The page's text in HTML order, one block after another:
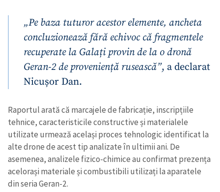
„Pe baza tuturor acestor elemente, ancheta
concluzionează fără echivoc că fragmentele
recuperate la Galați provin de la o dronă
Geran-2 de proveniență rusească”, a declarat
Nicușor Dan.
Raportul arată că marcajele de fabricație, inscripțiile
tehnice, caracteristicile constructive și materialele
utilizate urmează același proces tehnologic identificat la
alte drone de acest tip analizate în ultimii ani. De
asemenea, analizele fizico-chimice au confirmat prezența
acelorași materiale și combustibili utilizați la aparatele
din seria Geran-2.